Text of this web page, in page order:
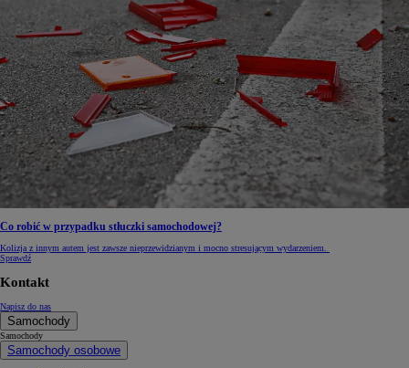
Co robić w przypadku stłuczki samochodowej?
Kolizja z innym autem jest zawsze nieprzewidzianym i mocno stresującym wydarzeniem.
Sprawdź
Kontakt
Napisz do nas
Samochody
Samochody
Samochody osobowe